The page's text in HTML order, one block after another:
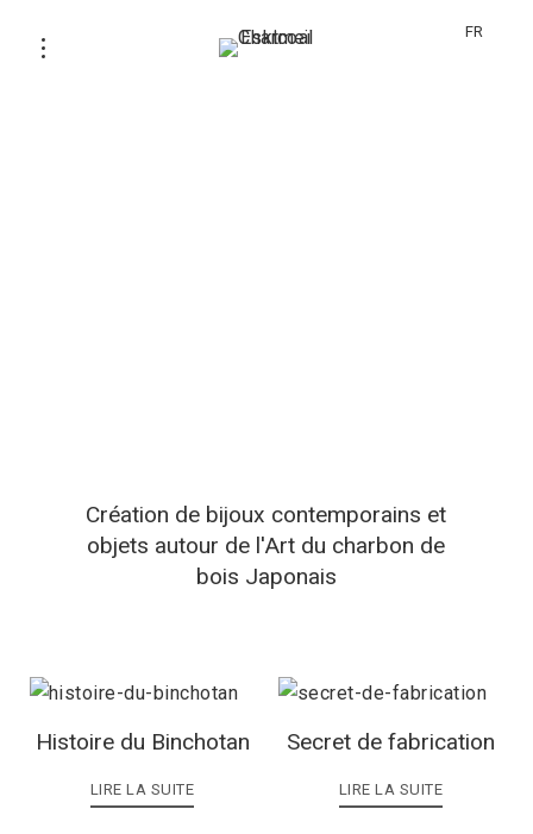
FR
Création de bijoux contemporains et
objets autour de l'Art du charbon de
bois Japonais
Histoire du Binchotan
LIRE LA SUITE
Secret de fabrication
LIRE LA SUITE